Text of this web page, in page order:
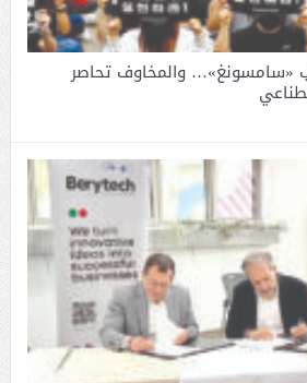
«سامسونغ»… والمخاوف تحاصر